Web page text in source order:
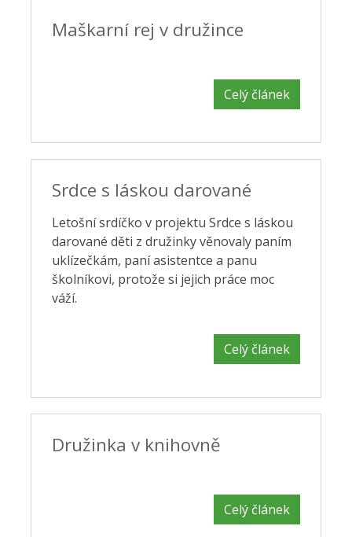
Maškarní rej v družince
Celý článek
Srdce s láskou darované
Letošní srdíčko v projektu Srdce s láskou
darované děti z družinky věnovaly paním
uklízečkám, paní asistentce a panu
školníkovi, protože si jejich práce moc
váží.
Celý článek
Družinka v knihovně
Celý článek